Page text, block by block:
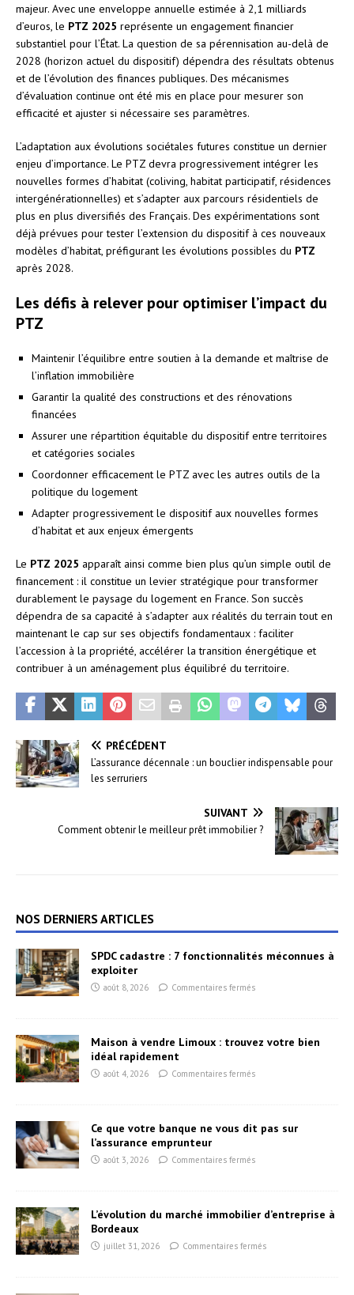
majeur. Avec une enveloppe annuelle estimée à 2,1 milliards
d’euros, le PTZ 2025 représente un engagement financier
substantiel pour l’État. La question de sa pérennisation au-delà de
2028 (horizon actuel du dispositif) dépendra des résultats obtenus
et de l’évolution des finances publiques. Des mécanismes
d’évaluation continue ont été mis en place pour mesurer son
efficacité et ajuster si nécessaire ses paramètres.
L’adaptation aux évolutions sociétales futures constitue un dernier
enjeu d’importance. Le PTZ devra progressivement intégrer les
nouvelles formes d’habitat (coliving, habitat participatif, résidences
intergénérationnelles) et s’adapter aux parcours résidentiels de
plus en plus diversifiés des Français. Des expérimentations sont
déjà prévues pour tester l’extension du dispositif à ces nouveaux
modèles d’habitat, préfigurant les évolutions possibles du PTZ
après 2028.
Les défis à relever pour optimiser l’impact du
PTZ
Maintenir l’équilibre entre soutien à la demande et maîtrise de
l’inflation immobilière
Garantir la qualité des constructions et des rénovations
financées
Assurer une répartition équitable du dispositif entre territoires
et catégories sociales
Coordonner efficacement le PTZ avec les autres outils de la
politique du logement
Adapter progressivement le dispositif aux nouvelles formes
d’habitat et aux enjeux émergents
Le PTZ 2025 apparaît ainsi comme bien plus qu’un simple outil de
financement : il constitue un levier stratégique pour transformer
durablement le paysage du logement en France. Son succès
dépendra de sa capacité à s’adapter aux réalités du terrain tout en
maintenant le cap sur ses objectifs fondamentaux : faciliter
l’accession à la propriété, accélérer la transition énergétique et
contribuer à un aménagement plus équilibré du territoire.
PRÉCÉDENT
L’assurance décennale : un bouclier indispensable pour
les serruriers
SUIVANT
Comment obtenir le meilleur prêt immobilier ?
NOS DERNIERS ARTICLES
SPDC cadastre : 7 fonctionnalités méconnues à
exploiter
août 8, 2026 Commentaires fermés
Maison à vendre Limoux : trouvez votre bien
idéal rapidement
août 4, 2026 Commentaires fermés
Ce que votre banque ne vous dit pas sur
l’assurance emprunteur
août 3, 2026 Commentaires fermés
L’évolution du marché immobilier d’entreprise à
Bordeaux
juillet 31, 2026 Commentaires fermés